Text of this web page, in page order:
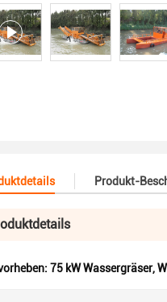
Produkt-
75 kW Wassergräser,